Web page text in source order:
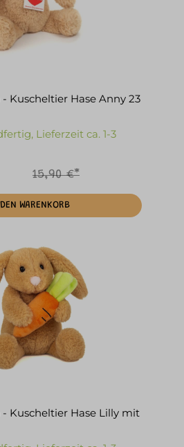
Kuscheltier Hase Anny 23
Lieferzeit ca. 1-3
15,90 €*
WARENKORB
Kuscheltier Hase Lilly mit